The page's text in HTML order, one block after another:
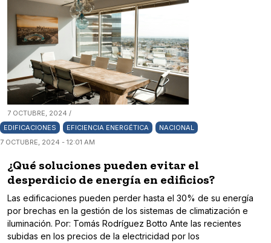
7 OCTUBRE, 2024 /
EDIFICACIONES
EFICIENCIA ENERGÉTICA
NACIONAL
7 OCTUBRE, 2024 - 12:01 AM
¿Qué soluciones pueden evitar el
desperdicio de energía en edificios?
Las edificaciones pueden perder hasta el 30% de su energía
por brechas en la gestión de los sistemas de climatización e
iluminación. Por: Tomás Rodríguez Botto Ante las recientes
subidas en los precios de la electricidad por los